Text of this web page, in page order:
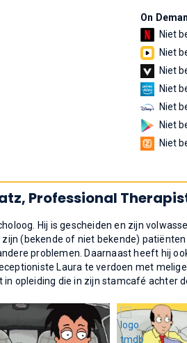
On
Niet
Niet
Niet
Niet
Niet
Niet
Niet
Professional
Hij is gescheiden en zijn
zijn (bekende of niet bekende)
problemen. Daarnaast heeft hij
Laura te verdoen met
opleiding die in zijn stamcafé achter